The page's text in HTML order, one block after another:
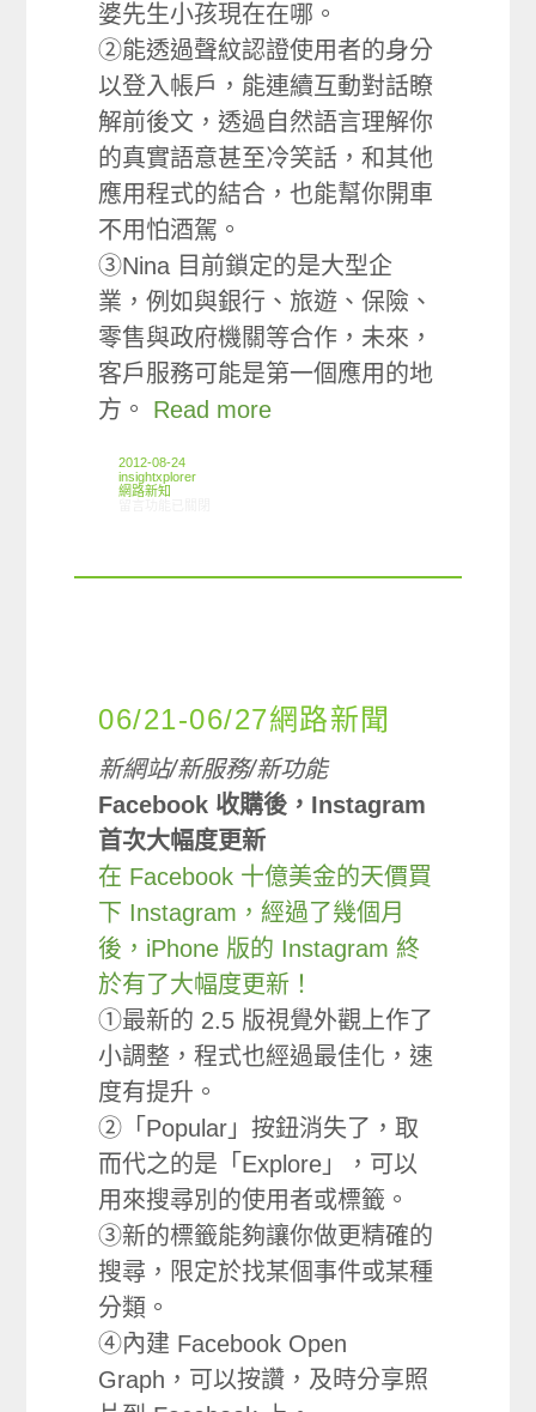
婆先生小孩現在在哪。
②能透過聲紋認證使用者的身分
以登入帳戶，能連續互動對話瞭
解前後文，透過自然語言理解你
的真實語意甚至冷笑話，和其他
應用程式的結合，也能幫你開車
不用怕酒駕。
③Nina 目前鎖定的是大型企
業，例如與銀行、旅遊、保險、
零售與政府機關等合作，未來，
客戶服務可能是第一個應用的地
方。 Read more
2012-08-24
insightxplorer
網路新知
06/21-06/27網路新聞
新網站/新服務/新功能
Facebook 收購後，Instagram
首次大幅度更新
在 Facebook 十億美金的天價買
下 Instagram，經過了幾個月
後，iPhone 版的 Instagram 終
於有了大幅度更新！
①最新的 2.5 版視覺外觀上作了
小調整，程式也經過最佳化，速
度有提升。
②「Popular」按鈕消失了，取
而代之的是「Explore」，可以
用來搜尋別的使用者或標籤。
③新的標籤能夠讓你做更精確的
搜尋，限定於找某個事件或某種
分類。
④內建 Facebook Open
Graph，可以按讚，及時分享照